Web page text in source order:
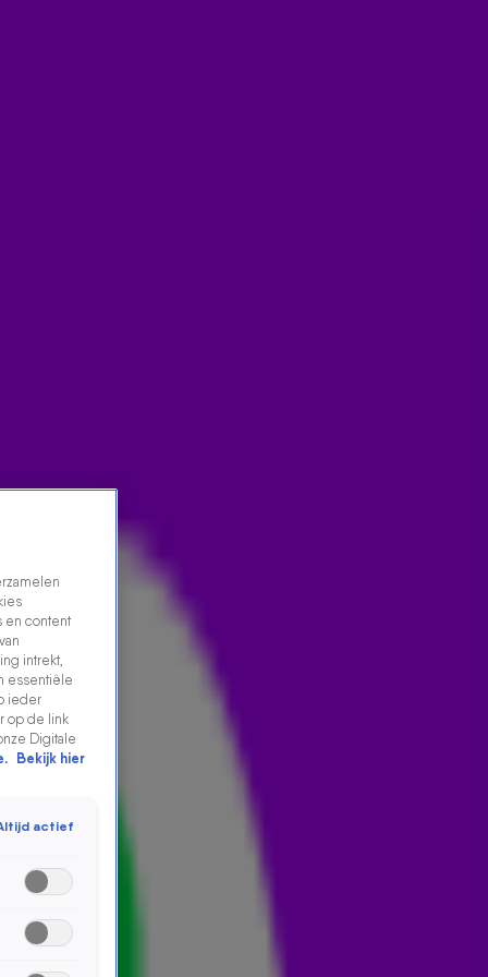
en content
intrekt,
essentiële
ieder
op de link
Digitale
Bekijk hier
actief